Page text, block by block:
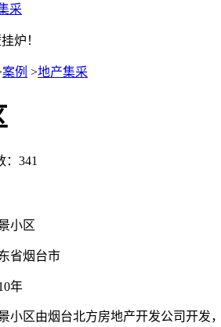
采
炉！
案例 >地产集采
341
小区
省烟台市
年
小区由烟台北方房地产开发公司开发